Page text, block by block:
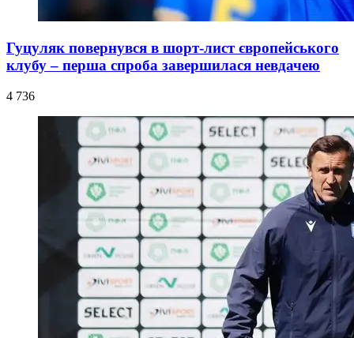
Гуцуляк повернувся в шорт-лист європейського
клубу – перша спроба завершилася невдачею
4 736